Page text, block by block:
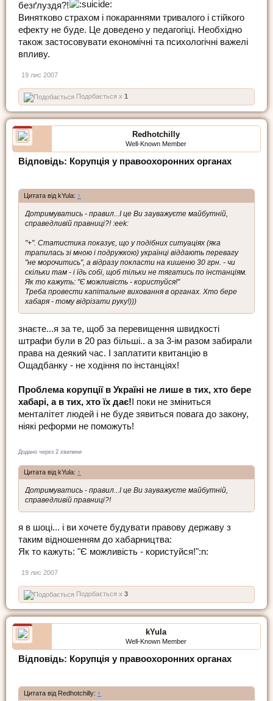
безґлуздя?!
Винятково страхом і покараннями тривалого і стійкого
ефекту не буде. Це доведено у педагогіці. Необхідно
також застосовувати економічні та психологічні важелі
впливу.
19 лис 2007
Подобається x 1
Redhotchilly
Well-Known Member
Відповідь: Корупція у правоохоронних органах
Цитата від kYula: ↑
Дотримуватись - правил...І це Ви зауважуєте майбутній,
справедливій правниці?! :eek:
"+". Статистика показує, що у подібних ситуаціях (яка
трапилась зі мною і подружкою) українці віддають перевагу
"не морочитись", а відразу покласти на кишеню 30 грн. - чи
скільки там - і їдь собі, щоб тільки не тягатись по інстанціям.
Як то кажуть: "Є можливість - користуйся!"
Треба провести капітальне виховання в органах. Хто бере
хабаря - тому відрізати руку!)))
знаєте...я за те, щоб за перевищення швидкості
штрафи були в 20 раз більші.. а за 3-ім разом забирали
права на деякий час. І заплатити квитанцію в
Ощадбанку - не ходіння по інстанціях!
Проблема корупції в Україні не лише в тих, хто бере
хабарі, а в тих, хто їх дає! І поки не зміниться
менталітет людей і не буде зявиться повага до закону,
ніякі реформи не поможуть!
Додано через 2 хвилини
Цитата від kYula: ↑
Дотримуватись - правил...І це Ви зауважуєте майбутній,
справедливій правниці?!
я в шоці... і ви хочете будувати правову державу з
таким відношенням до хабарництва:
Як то кажуть: "Є можливість - користуйся!":n:
19 лис 2007
Подобається x 3
kYula
Well-Known Member
Відповідь: Корупція у правоохоронних органах
Цитата від Redhotchilly: ↑